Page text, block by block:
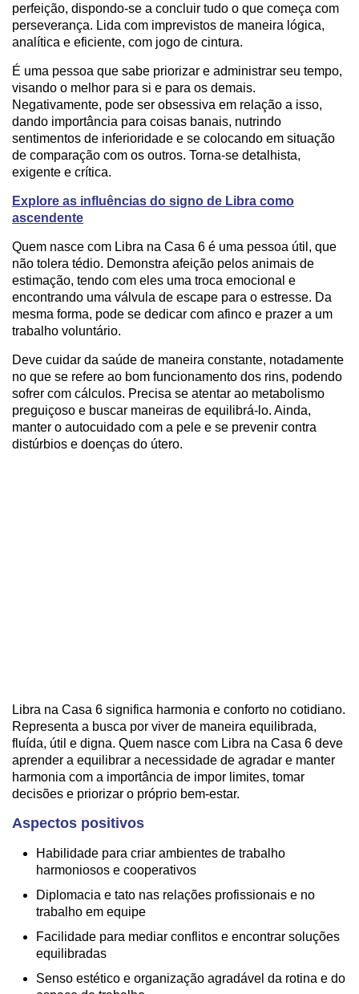
perfeição, dispondo-se a concluir tudo o que começa com
perseverança. Lida com imprevistos de maneira lógica,
analítica e eficiente, com jogo de cintura.
É uma pessoa que sabe priorizar e administrar seu tempo,
visando o melhor para si e para os demais.
Negativamente, pode ser obsessiva em relação a isso,
dando importância para coisas banais, nutrindo
sentimentos de inferioridade e se colocando em situação
de comparação com os outros. Torna-se detalhista,
exigente e crítica.
Explore as influências do signo de Libra como
ascendente
Quem nasce com Libra na Casa 6 é uma pessoa útil, que
não tolera tédio. Demonstra afeição pelos animais de
estimação, tendo com eles uma troca emocional e
encontrando uma válvula de escape para o estresse. Da
mesma forma, pode se dedicar com afinco e prazer a um
trabalho voluntário.
Deve cuidar da saúde de maneira constante, notadamente
no que se refere ao bom funcionamento dos rins, podendo
sofrer com cálculos. Precisa se atentar ao metabolismo
preguiçoso e buscar maneiras de equilibrá-lo. Ainda,
manter o autocuidado com a pele e se prevenir contra
distúrbios e doenças do útero.
Libra na Casa 6 significa harmonia e conforto no cotidiano.
Representa a busca por viver de maneira equilibrada,
fluída, útil e digna. Quem nasce com Libra na Casa 6 deve
aprender a equilibrar a necessidade de agradar e manter
harmonia com a importância de impor limites, tomar
decisões e priorizar o próprio bem-estar.
Aspectos positivos
Habilidade para criar ambientes de trabalho
harmoniosos e cooperativos
Diplomacia e tato nas relações profissionais e no
trabalho em equipe
Facilidade para mediar conflitos e encontrar soluções
equilibradas
Senso estético e organização agradável da rotina e do